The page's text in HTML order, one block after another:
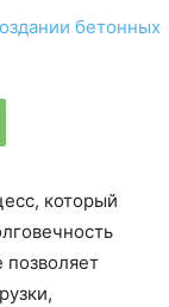
который
позволяет